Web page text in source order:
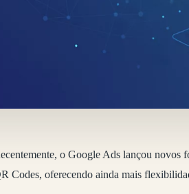
o Google Ads lançou novos
Codes, oferecendo ainda mais